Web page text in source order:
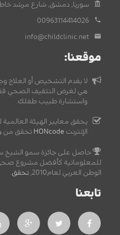
سوريا, دمشق, شارع مرشد
00963114414026
info@childclinic.net
موقعنا:
لا يقدم التشخيص أو العلاج
هي لغرض التثقيف الصحي
واستشارة طبيب طفلك.
يحقق معايير الهيئة
الإنترنت HONcode تحقق من
حاصل على جائزة سمو الشيخ
للمعلوماتية كأفضل مشروع
الوطن العربي لعام2010,
تحقق
تابعنا